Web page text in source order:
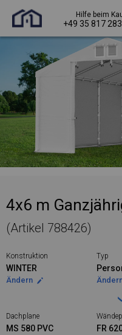
Hilfe beim
+49 35 817
4x6 m
(Artikel 788426)
Konstruktion
WINTER
Ändern
Typ
Dachplane
MS 580 PVC FR